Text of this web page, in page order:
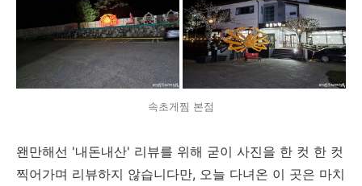
속초게찜 본점
왠만해선 '내돈내산' 리뷰를 위해 굳이 사진을 한 컷 한 컷
찍어가며 리뷰하지 않습니다만, 오늘 다녀온 이 곳은 마치